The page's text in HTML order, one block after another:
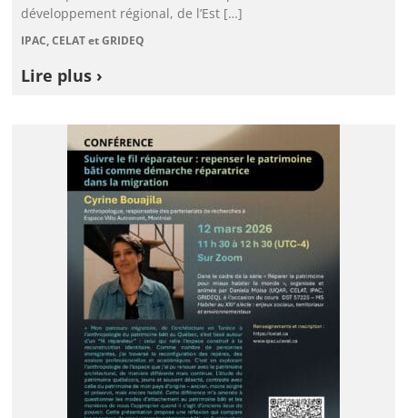
développement régional, de l’Est […]
IPAC, CELAT et GRIDEQ
Lire plus ›